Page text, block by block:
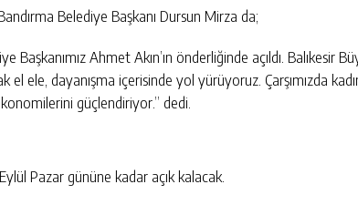
Belediye Başkanı Dursun Mirza da;
Başkanımız Ahmet Akın’ın önderliğinde açıldı. Balıkesir
el ele, dayanışma içerisinde yol yürüyoruz. Çarşımızda
güçlendiriyor.” dedi.
Eylül Pazar gününe kadar açık kalacak.